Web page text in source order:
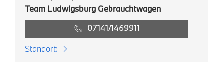
Team Ludwigsburg Gebrauchtwagen
07141/1469911
Standort: